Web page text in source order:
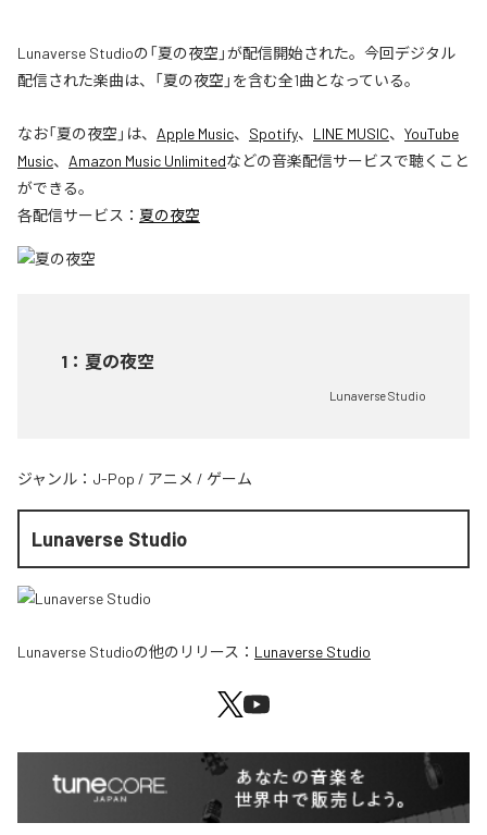
Lunaverse Studioの「夏の夜空」が配信開始された。今回デジタル
配信された楽曲は、「夏の夜空」を含む全1曲となっている。
なお「夏の夜空 」は、 Apple Music、 Spotify、 LINE MUSIC、 YouTube
Music、 Amazon Music Unlimitedなどの音楽配信サービスで聴くこと
ができる。
各配信サービス： 夏の夜空
1 ： 夏の夜空
Lunaverse Studio
ジャンル： J-Pop / アニメ / ゲーム
Lunaverse Studio
Lunaverse Studioの他のリリース： Lunaverse Studio